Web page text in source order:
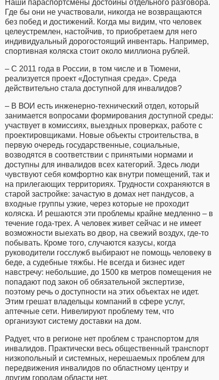
Наши параспортсмены достойны отдельного разговора.
Где бы они не участвовали, никогда не возвращаются
без побед и достижений. Когда мы видим, что человек
целеустремлен, настойчив, то приобретаем для него
индивидуальный дорогостоящий инвентарь. Например,
спортивная коляска стоит около миллиона рублей.
– С 2011 года в России, в том числе и в Тюмени,
реализуется проект «Доступная среда». Среда
действительно стала доступной для инвалидов?
– В ВОИ есть инженерно-технический отдел, который
занимается вопросами формирования доступной среды:
участвует в комиссиях, выездных проверках, работе с
проектировщиками. Новые объекты строительства, в
первую очередь государственные, социальные,
возводятся в соответствии с принятыми нормами и
доступны для инвалидов всех категорий. Здесь люди
чувствуют себя комфортно как внутри помещений, так и
на прилегающих территориях. Трудности сохраняются в
старой застройке: зачастую в домах нет пандусов, а
входные группы узкие, через которые не проходит
коляска. И решаются эти проблемы крайне медленно – в
течение года-трех. А человек живет сейчас и не имеет
возможности выехать во двор, на свежий воздух, где-то
побывать. Кроме того, случаются казусы, когда
руководители госслужб выбирают не помощь человеку в
беде, а судебные тяжбы. Не всегда и бизнес идет
навстречу: небольшие, до 1500 кв метров помещения не
попадают под закон об обязательной экспертизе,
поэтому речь о доступности на этих объектах не идет.
Этим грешат владельцы компаний в сфере услуг,
аптечные сети. Нивелируют проблему тем, что
организуют систему доставки на дом.
Радует, что в регионе нет проблем с транспортом для
инвалидов. Практически весь общественный транспорт
низкопольный и системных, нерешаемых проблем для
передвижения инвалидов по областному центру и
другим городам области нет.